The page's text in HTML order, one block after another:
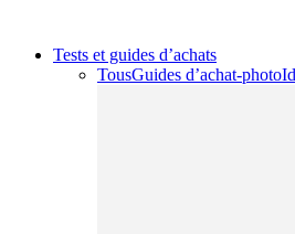
Tests et guides d’achats
TousGuides d’achat-photo